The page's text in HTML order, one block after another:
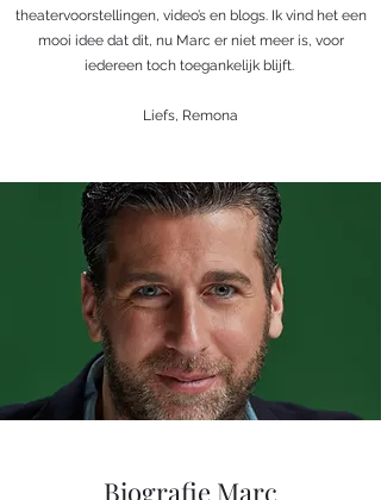
theatervoorstellingen, video’s en blogs. Ik vind het een
mooi idee dat dit, nu Marc er niet meer is, voor
iedereen toch toegankelijk blijft.
Liefs, Remona
Biografie Marc